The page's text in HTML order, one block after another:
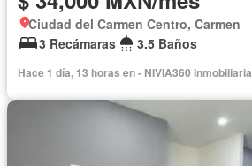
Ciudad del Carmen Centro, Carmen
3 Recámaras
3.5 Baños
Hace 1 día, 13 horas en - NIVIA360 Inmobiliaria